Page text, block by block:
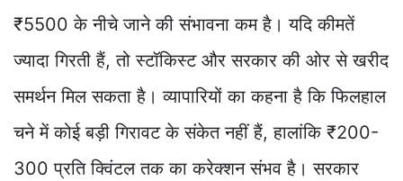
₹5500 के नीचे जाने की संभावना कम है। यदि कीमतें
ज्यादा गिरती हैं, तो स्टॉकिस्ट और सरकार की ओर से खरीद
समर्थन मिल सकता है। व्यापारियों का कहना है कि फिलहाल
चने में कोई बड़ी गिरावट के संकेत नहीं हैं, हालांकि ₹200-
300 प्रति क्विंटल तक का करेक्शन संभव है। सरकार